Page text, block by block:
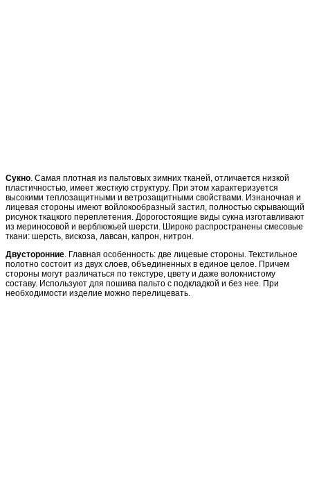
Сукно. Самая плотная из пальтовых зимних тканей, отличается низкой
пластичностью, имеет жесткую структуру. При этом характеризуется
высокими теплозащитными и ветрозащитными свойствами. Изнаночная и
лицевая стороны имеют войлокообразный застил, полностью скрывающий
рисунок ткацкого переплетения. Дорогостоящие виды сукна изготавливают
из мериносовой и верблюжьей шерсти. Широко распространены смесовые
ткани: шерсть, вискоза, лавсан, капрон, нитрон.
Двусторонние. Главная особенность: две лицевые стороны. Текстильное
полотно состоит из двух слоев, объединенных в единое целое. Причем
стороны могут различаться по текстуре, цвету и даже волокнистому
составу. Используют для пошива пальто с подкладкой и без нее. При
необходимости изделие можно перелицевать.